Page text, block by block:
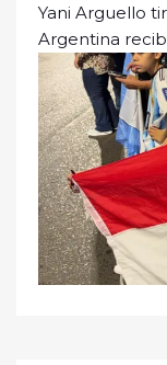
Yani Arguello
Argentina